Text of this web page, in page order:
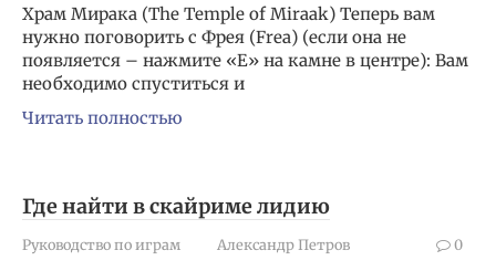
Храм Мирака (The Temple of Miraak) Теперь вам
нужно поговорить с Фрея (Frea) (если она не
появляется – нажмите «E» на камне в центре): Вам
необходимо спуститься и
Читать полностью
Где найти в скайриме лидию
Руководство по играм Александр Петров 0